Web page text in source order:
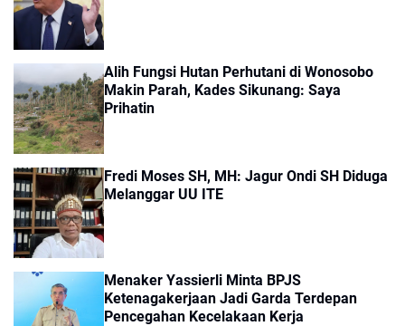
Alih Fungsi Hutan Perhutani di Wonosobo
Makin Parah, Kades Sikunang: Saya
Prihatin
Fredi Moses SH, MH: Jagur Ondi SH Diduga
Melanggar UU ITE
Menaker Yassierli Minta BPJS
Ketenagakerjaan Jadi Garda Terdepan
Pencegahan Kecelakaan Kerja